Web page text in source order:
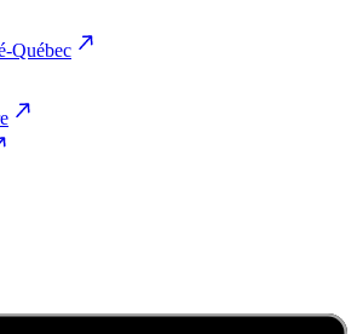
Québec